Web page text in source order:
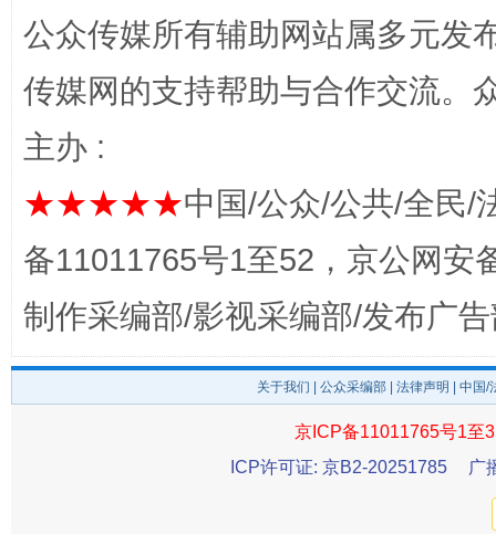
完善运行机制助力责任有效落实 一纸欠
东山县通报“牛蛙产品抗生素超标问题” 法
公众传媒所有辅助网站属多元发
传媒网的支持帮助与合作交流。
主办 :
★★★★★中国/公众/公共/全民/
备11011765号1至52，京公网安
制作采编部/影视采编部/发布广
关于我们 公众采编部 法律声明 | 中国
京ICP备11011765号1至
ICP许可证: 京B2-20251785
广